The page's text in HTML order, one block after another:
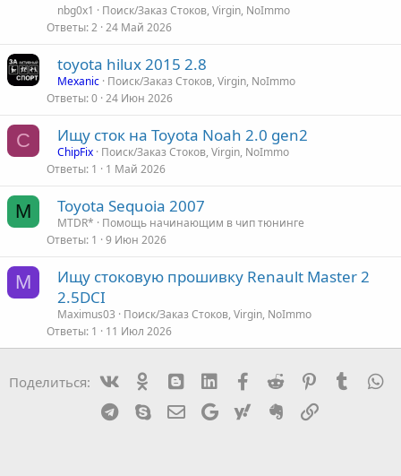
nbg0x1
Поиск/Заказ Стоков, Virgin, NoImmo
Ответы 2 24 Май 2026
toyota hilux 2015 2.8
Mexanic Поиск/Заказ Стоков, Virgin, NoImmo
Ответы 0 24 Июн 2026
C Ищу сток на Toyota Noah 2.0 gen2
ChipFix Поиск/Заказ Стоков, Virgin, NoImmo
Ответы 1 1 Май 2026
M Toyota Sequoia 2007
MTDR*
Помощь начинающим в чип тюнинге
Ответы 1 9 Июн 2026
M
Ищу стоковую прошивку Renault Master 2
2.5DCI
Maximus03
Поиск/Заказ Стоков, Virgin, NoImmo
Ответы 1 11 Июл 2026
Поделиться: Ok mes_blogger
Linked InFacebook
Reddit PinterestTumblr
Telegram
Skype Эл. почта
Google Yahoo Evernote